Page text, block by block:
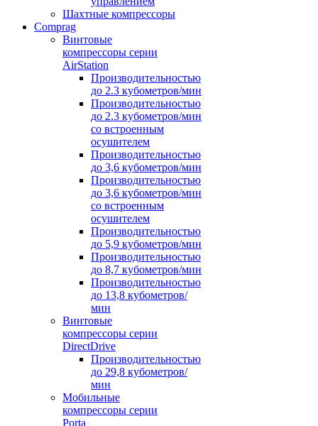
Шахтные компрессоры
Comprag
Винтовые
компрессоры серии
AirStation
Производительностью
до 2.3 кубометров/мин
Производительностью
до 2.3 кубометров/мин
cо встроенным
осушителем
Производительностью
до 3,6 кубометров/мин
Производительностью
до 3,6 кубометров/мин
со встроенным
осушителем
Производительностью
до 5,9 кубометров/мин
Производительностью
до 8,7 кубометров/мин
Производительностью
до 13,8 кубометров/
мин
Винтовые
компрессоры серии
DirectDrive
Производительностью
до 29,8 кубометров/
мин
Мобильные
компрессоры серии
Porta